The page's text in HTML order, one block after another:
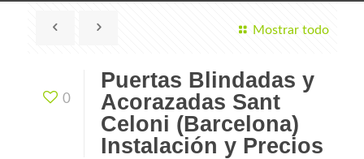
Mostrar todo
0
Puertas Blindadas y
Acorazadas Sant
Celoni (Barcelona)
Instalación y Precios